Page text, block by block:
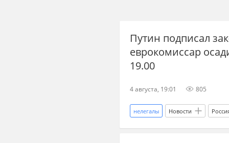
Путин подписал
еврокомиссар
19.00
4 августа, 19:01 805
нелегалы Новости
МВД СБУ МИД